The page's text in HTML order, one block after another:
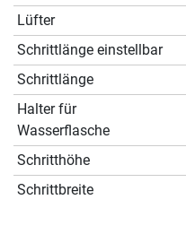
Lüfter
Schrittlänge einstellbar
Schrittlänge
Halter für
Wasserflasche
Schritthöhe
Schrittbreite